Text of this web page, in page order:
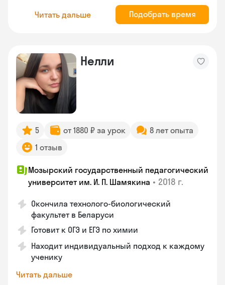
Читать дальше Подобрать время
Нелли
5 от 1880 ₽ за урок
8 лет опыта
1 отзыв
Мозырский государственный педагогический
университет им. И. П. Шамякина • 2018 г.
Окончила технолого-биологический
факультет в Беларуси
Готовит к ОГЭ и ЕГЭ по химии
Находит индивидуальный подход к каждому
ученику
Читать дальше